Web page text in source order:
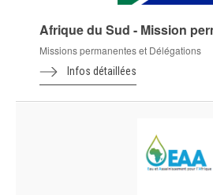
Afrique du Sud - Mission
Missions permanentes et Délégations
Infos détaillées